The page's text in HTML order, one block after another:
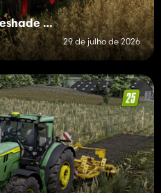
Realistic RayTracing Reshade Preset
29 de julho de 2026